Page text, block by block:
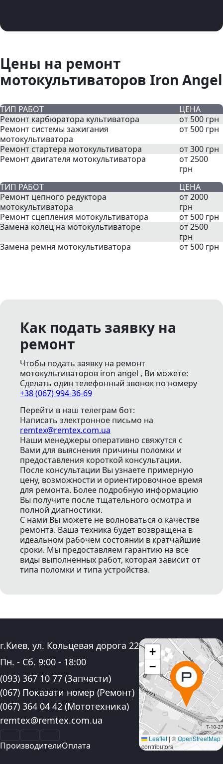
Цены на ремонт
мотокультиваторов Iron Angel
ТИП РАБОТ
ЦЕНА
Ремонт карбюратора культиватора
от 500 грн
Ремонт системы зажигания
мотокультиватора
от 500 грн
Ремонт стартера мотокультиватора
от 300 грн
Ремонт двигателя мотокультиватора
от 2500
грн
ТИП РАБОТ
ЦЕНА
Ремонт цепного редуктора
мотокультиватора
от 2000
грн
Ремонт сцепления мотокультиватора
от 500 грн
Замена колец на мотокультиваторе
от 2500
грн
Замена ремня мотокультиватора
от 500 грн
Как подать заявку на
ремонт
Чтобы подать заявку на ремонт
мотокультиваторов iron angel , Ви можете:
Сделать один телефонный звонок по номеру
+38 (067) 994-36-69
Перейти в наш телеграм бот:
Написать электронное письмо на
remtex@remtex.com.ua
Наши менеджеры оперативно свяжутся с
Вами для выяснения причины поломки и
предоставления короткой консультации.
После консультации Вы узнаете примерную
цену, возможности и ориентировочное время
для ремонта. Более подробную информацию
Вы получите после тщательного осмотра и
полной диагностики.
С нами Вы можете не волноваться о качестве
ремонта. Ваша техника будет возвращена в
идеальном рабочем состоянии в кратчайшие
сроки. Мы предоставляем гарантию на все
виды выполненных работ, которая зависит от
типа поломки и типа устройства.
Адрес:
г.Киев, ул. Кольцевая дорога 22
График работы:
Пн. - Сб. 9:00 - 18:00
Контактные номера телефона:
(093) 367 10 77 (Запчасти)
(067) Показати номер (Ремонт)
(067) 364 04 42 (Мототехника)
Электронная почта:
remtex@remtex.com.ua
ПроизводителиОплата
+
−
Leaflet | ©OpenStreetMap
contributors